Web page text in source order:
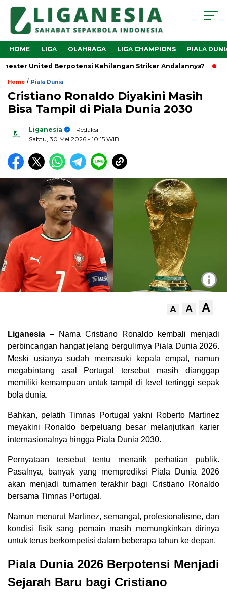
HOME LIGA OLAHRAGA LIGA CHAMPIONS PIALA
United Berpotensi Kehilangan Striker Andalannya?
Home / Piala Dunia
Cristiano Ronaldo Diyakini Masih
Bisa Tampil di Piala Dunia 2030
Liganesia
- Redaksi
Sabtu, 30 Mei 2026 - 10:15 WIB
i
A A A
Liganesia – Nama Cristiano Ronaldo kembali menjadi
perbincangan hangat jelang bergulirnya Piala Dunia 2026.
Meski usianya sudah memasuki kepala empat, namun
megabintang asal Portugal tersebut masih dianggap
memiliki kemampuan untuk tampil di level tertinggi sepak
bola dunia.
Bahkan, pelatih Timnas Portugal yakni Roberto Martinez
meyakini Ronaldo berpeluang besar melanjutkan karier
internasionalnya hingga Piala Dunia 2030.
Pernyataan tersebut tentu menarik perhatian publik.
Pasalnya, banyak yang memprediksi Piala Dunia 2026
akan menjadi turnamen terakhir bagi Cristiano Ronaldo
bersama Timnas Portugal.
Namun menurut Martinez, semangat, profesionalisme, dan
kondisi fisik sang pemain masih memungkinkan dirinya
untuk terus berkompetisi dalam beberapa tahun ke depan.
Piala Dunia 2026 Berpotensi Menjadi
Sejarah Baru bagi Cristiano